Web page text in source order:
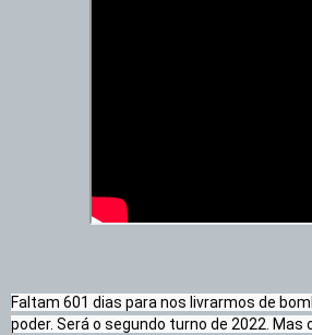
Faltam 601 dias para nos livrarmos de
poder. Será o segundo turno de 2022. Mas